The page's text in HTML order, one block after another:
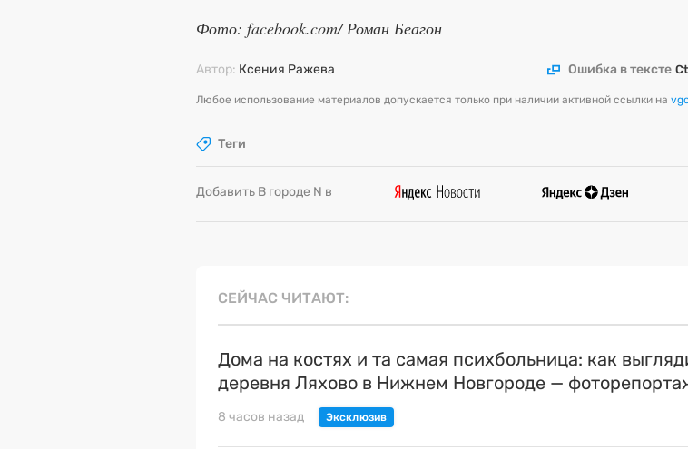
Фото: facebook.com/ Роман Беагон
Автор: Ксения Ражева Ошибка в тексте
Любое использование материалов допускается только при наличии активной ссылки на
Теги
Добавить В городе N в
СЕЙЧАС ЧИТАЮТ
Дома на костях и та самая психбольница: как
деревня Ляхово в Нижнем Новгороде —
8 часов назад